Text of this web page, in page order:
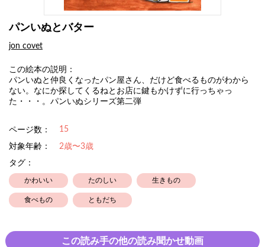
パンいぬとバター
jon covet
この絵本の説明：
パンいぬと仲良くなったパン屋さん、だけど食べるものがわから
ない。なにか探してくるねとお店に鍵もかけずに行っちゃっ
た・・・。パンいぬシリーズ第二弾
ページ数： 15
対象年齢：
2歳〜3歳
タグ：
かわいい たのしい 生きもの
食べもの ともだち
この読み手の他の読み聞かせ動画